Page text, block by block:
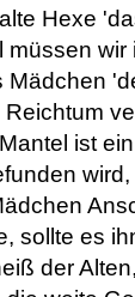
Hexe
müssen
Mädchen
ist
sollte es
der